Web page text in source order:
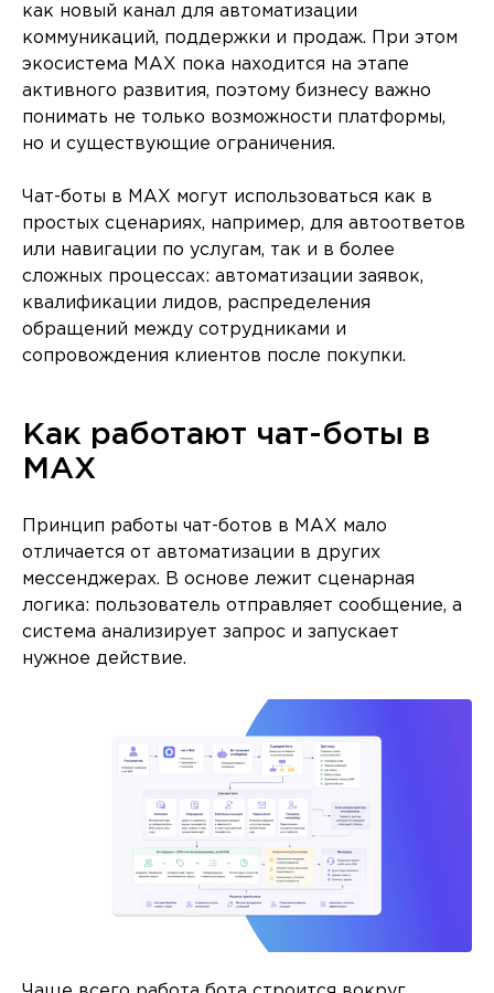
как новый канал для автоматизации
коммуникаций, поддержки и продаж. При этом
экосистема MAX пока находится на этапе
активного развития, поэтому бизнесу важно
понимать не только возможности платформы,
но и существующие ограничения.
Чат-боты в MAX могут использоваться как в
простых сценариях, например, для автоответов
или навигации по услугам, так и в более
сложных процессах: автоматизации заявок,
квалификации лидов, распределения
обращений между сотрудниками и
сопровождения клиентов после покупки.
Как работают чат-боты в
MAX
Принцип работы чат-ботов в MAX мало
отличается от автоматизации в других
мессенджерах. В основе лежит сценарная
логика: пользователь отправляет сообщение, а
система анализирует запрос и запускает
нужное действие.